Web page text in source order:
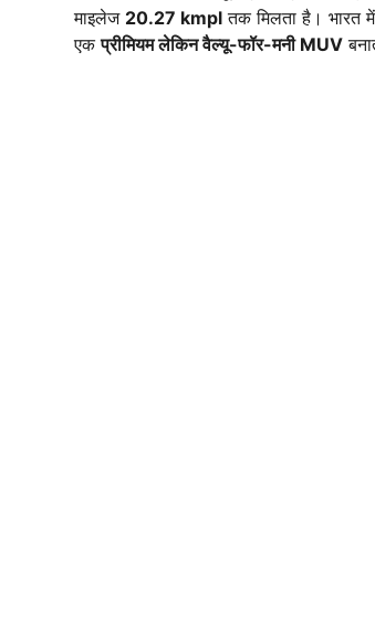
माइलेज 20.27 kmpl तक मिलता है। भारत
एकप्रीमियम लेकिन वैल्यू-फॉर-मनी MUV